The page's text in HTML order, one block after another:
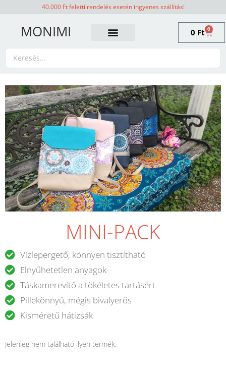
40.000 Ft feletti rendelés esetén ingyenes szállítás!
MONIMI 0 Ft 0
MINI-PACK
Vízlepergető, könnyen tisztítható
Elnyűhetetlen anyagok
Táskamerevítő a tökéletes tartásért
Pillekönnyű, mégis bivalyerős
Kisméretű hátizsák
Jelenleg nem található ilyen termék.